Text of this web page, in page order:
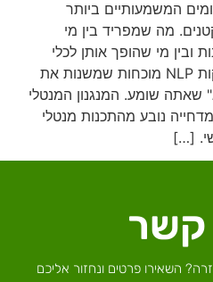
המשמעותיים ביותר
מה שמפריד בין מי
ובין מי שהופך אותן לכלי
צמיחה מתמשך, נמצא בטכניקות NLP מוכחות שמשנות את
שומע. המנגנון המנטלי
נובע מהתכנות מנטלי
[…]
קשר
השאירו פרטים ונחזור אליכם